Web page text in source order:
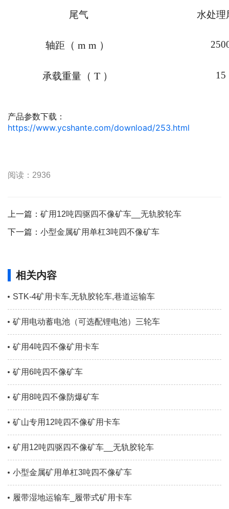
尾气 水处理
轴距 （ mm ）
承载重量 （ T ） 15
产品参数下载：
https://www.ycshante.com/download/253.html
阅读：2936
上一篇： 矿用12吨四驱四不像矿车__无轨胶轮车
下一篇： 小型金属矿用单杠3吨四不像矿车
相关内容
STK-4矿用卡车,无轨胶轮车,巷道运输车
矿用电动蓄电池（可选配锂电池）三轮车
矿用4吨四不像矿用卡车
矿用6吨四不像矿车
矿用8吨四不像防爆矿车
矿山专用12吨四不像矿用卡车
矿用12吨四驱四不像矿车__无轨胶轮车
小型金属矿用单杠3吨四不像矿车
履带湿地运输车_履带式矿用卡车